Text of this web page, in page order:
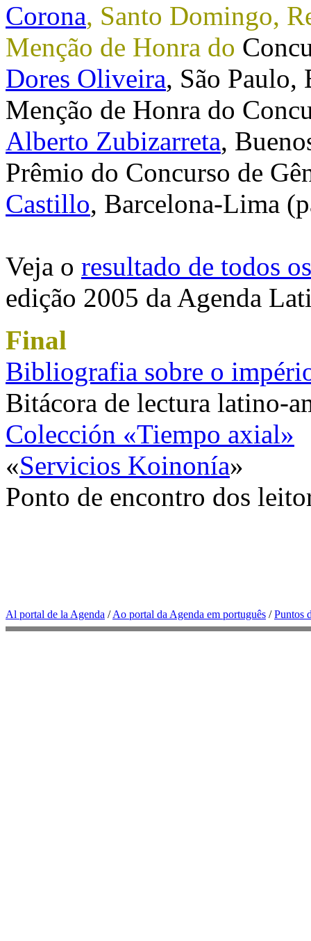
Corona, Santo Domingo,
Menção de Honra do
Dores Oliveira, São Paulo,
Menção de Honra do
Alberto Zubizarreta,
Prêmio do Concurso de
Castillo, Barcelona-Lima
Veja o resultado de todos
edição 2005 da Agenda
Final
Bibliografia sobre o
Bitácora de lectura latino-
Colección «Tiempo axial»
«Servicios Koinonía»
Ponto de encontro dos
Al portal de la Agenda /Ao portal da Agenda em português /Puntos